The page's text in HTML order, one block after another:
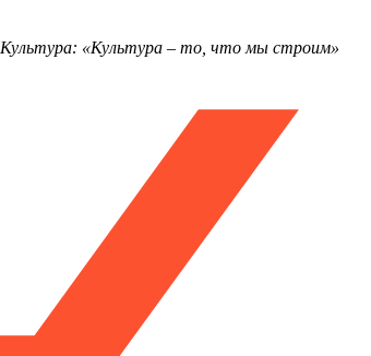
«Культура – то, что мы строим»